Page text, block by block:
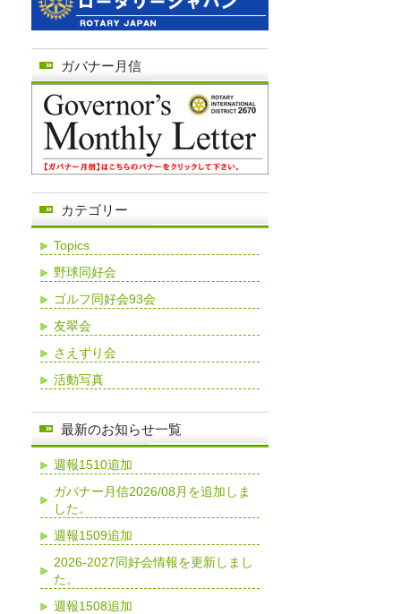
ガバナー月信
カテゴリー
Topics
野球同好会
ゴルフ同好会93会
友翠会
さえずり会
活動写真
最新のお知らせ一覧
週報1510追加
ガバナー月信2026/08月を追加しま
した。
週報1509追加
2026-2027同好会情報を更新しまし
た。
週報1508追加